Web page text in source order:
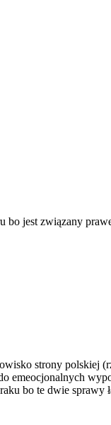
bo jest związany
strony polskiej
emeocjonalnych
bo te dwie